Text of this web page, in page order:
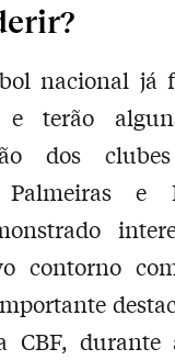
nacional já
terão
dos
e
contorno
CBF, durante